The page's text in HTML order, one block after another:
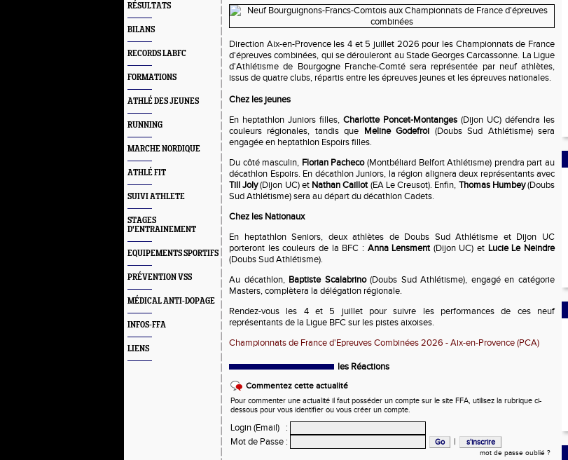
RÉSULTATS
BILANS
RECORDS LABFC
FORMATIONS
ATHLÉ DES JEUNES
RUNNING
MARCHE NORDIQUE
ATHLÉ FIT
SUIVI ATHLETE
STAGES
D'ENTRAINEMENT
EQUIPEMENTS SPORTIFS
PRÉVENTION VSS
MÉDICAL ANTI-DOPAGE
INFOS-FFA
LIENS
Direction Aix-en-Provence les 4 et 5 juillet 2026 pour les Championnats de France
d'épreuves combinées, qui se dérouleront au Stade Georges Carcassonne. La Ligue
d'Athlétisme de Bourgogne Franche-Comté sera représentée par neuf athlètes,
issus de quatre clubs, répartis entre les épreuves jeunes et les épreuves nationales.
Chez les jeunes
En heptathlon Juniors filles, Charlotte Poncet-Montanges (Dijon UC) défendra les
couleurs régionales, tandis que Meline Godefroi (Doubs Sud Athlétisme) sera
engagée en heptathlon Espoirs filles.
Du côté masculin, Florian Pacheco(Montbéliard Belfort Athlétisme) prendra part au
décathlon Espoirs. En décathlon Juniors, la région alignera deux représentants avec
Till Joly(Dijon UC) et Nathan Caillot(EA Le Creusot). Enfin, Thomas Humbey(Doubs
Sud Athlétisme) sera au départ du décathlon Cadets.
Chez les Nationaux
En heptathlon Seniors, deux athlètes de Doubs Sud Athlétisme et Dijon UC
porteront les couleurs de la BFC : Anna Lensment(Dijon UC) et Lucie Le Neindre
(Doubs Sud Athlétisme).
Au décathlon, Baptiste Scalabrino(Doubs Sud Athlétisme), engagé en catégorie
Masters, complètera la délégation régionale.
Rendez-vous les 4 et 5 juillet pour suivre les performances de ces neuf
représentants de la Ligue BFC sur les pistes aixoises.
Championnats de France d'Epreuves Combinées 2026 - Aix-en-Provence (PCA)
les Réactions
Commentez cette actualité
Pour commenter une actualité il faut posséder un compte sur le site FFA, utilisez la rubrique ci-
dessous pour vous identifier ou vous créer un compte.
Login (Email)
:
Mot de Passe : |
mot de passe oublié ?